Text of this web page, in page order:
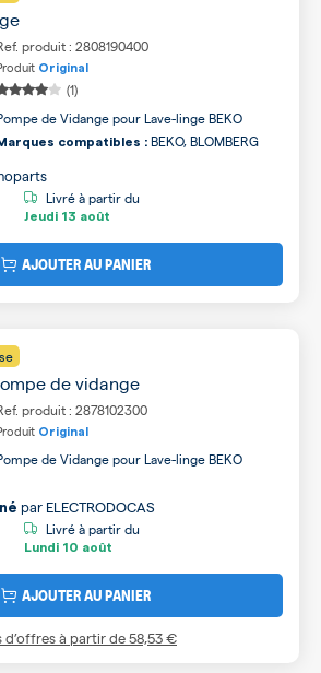
produit : 2808190400
Original
(1)
de Vidange pour Lave-linge BEKO
compatibles : BEKO, BLOMBERG
Livré à partir du
Jeudi 13 août
AJOUTER AU PANIER
de vidange
produit : 2878102300
Original
de Vidange pour Lave-linge BEKO
par ELECTRODOCAS
Livré à partir du
Lundi 10 août
AJOUTER AU PANIER
d’offres à partir de58,53 €